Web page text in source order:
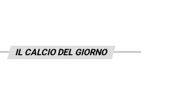
IL CALCIO DEL GIORNO